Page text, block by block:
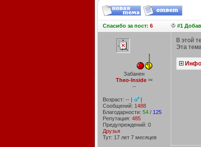
Спасибоза пост: 6 #1
Забанен
Theo-Inside
--
Возраст: -- |
|
Сообщений: 1488
Благодарности: 54/ 125
Репутация: 485
Предупреждений: 0
Друзья
Тут: 17 лет 7 месяцев
В этой
Эта